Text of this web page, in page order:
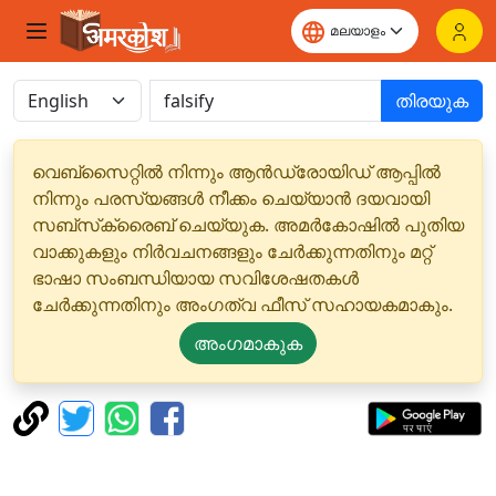
തിരയുക
വെബ്‌സൈറ്റിൽ നിന്നും ആൻഡ്രോയിഡ് ആപ്പിൽ
നിന്നും പരസ്യങ്ങൾ നീക്കം ചെയ്യാൻ ദയവായി
സബ്‌സ്‌ക്രൈബ് ചെയ്യുക. അമർകോഷിൽ പുതിയ
വാക്കുകളും നിർവചനങ്ങളും ചേർക്കുന്നതിനും മറ്റ്
ഭാഷാ സംബന്ധിയായ സവിശേഷതകൾ
ചേർക്കുന്നതിനും അംഗത്വ ഫീസ് സഹായകമാകും.
അംഗമാകുക